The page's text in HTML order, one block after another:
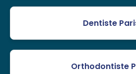
Dentiste
Orthodontiste